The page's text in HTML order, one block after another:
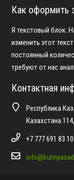
Как оформить
Я текстовый блок.
изменить этот
постоянный
требуют от нас
Контактная
Республика
Казахстана
+7 777 691 83 10